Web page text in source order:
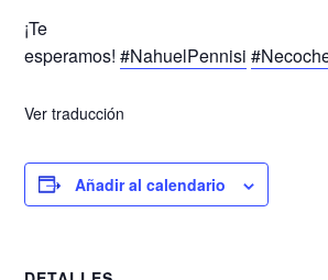
¡Te
esperamos!#NahuelPennisi
Ver traducción
Añadir al calendario